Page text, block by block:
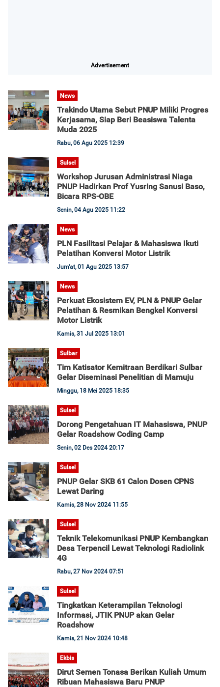
Advertisement
News
Trakindo Utama Sebut PNUP Miliki Progres
Kerjasama, Siap Beri Beasiswa Talenta
Muda 2025
Rabu, 06 Agu 2025 12:39
Sulsel
Workshop Jurusan Administrasi Niaga
PNUP Hadirkan Prof Yusring Sanusi Baso,
Bicara RPS-OBE
Senin, 04 Agu 2025 11:22
News
PLN Fasilitasi Pelajar & Mahasiswa Ikuti
Pelatihan Konversi Motor Listrik
Jum'at, 01 Agu 2025 13:57
News
Perkuat Ekosistem EV, PLN & PNUP Gelar
Pelatihan & Resmikan Bengkel Konversi
Motor Listrik
Kamis, 31 Jul 2025 13:01
Sulbar
Tim Katisator Kemitraan Berdikari Sulbar
Gelar Diseminasi Penelitian di Mamuju
Minggu, 18 Mei 2025 18:35
Sulsel
Dorong Pengetahuan IT Mahasiswa, PNUP
Gelar Roadshow Coding Camp
Senin, 02 Des 2024 20:17
Sulsel
PNUP Gelar SKB 61 Calon Dosen CPNS
Lewat Daring
Kamis, 28 Nov 2024 11:55
Sulsel
Teknik Telekomunikasi PNUP Kembangkan
Desa Terpencil Lewat Teknologi Radiolink
4G
Rabu, 27 Nov 2024 07:51
Sulsel
Tingkatkan Keterampilan Teknologi
Informasi, JTIK PNUP akan Gelar
Roadshow
Kamis, 21 Nov 2024 10:48
Ekbis
Dirut Semen Tonasa Berikan Kuliah Umum
Ribuan Mahasiswa Baru PNUP